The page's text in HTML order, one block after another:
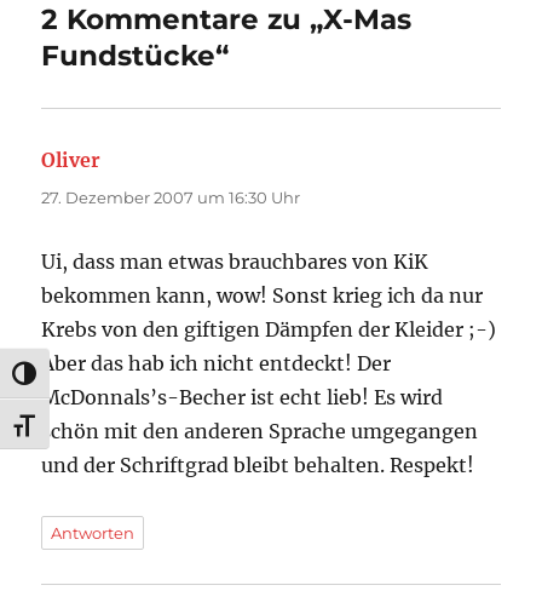
UMSCHALTEN AUF HOHE KONTRASTE
SCHRIFT VERGRÖSSERN
2 Kommentare zu „X-Mas
Fundstücke“
Oliver
27. Dezember 2007 um 16:30 Uhr
Ui, dass man etwas brauchbares von KiK
bekommen kann, wow! Sonst krieg ich da nur
Krebs von den giftigen Dämpfen der Kleider ;-)
Aber das hab ich nicht entdeckt! Der
McDonnals’s-Becher ist echt lieb! Es wird
schön mit den anderen Sprache umgegangen
und der Schriftgrad bleibt behalten. Respekt!
Antworten